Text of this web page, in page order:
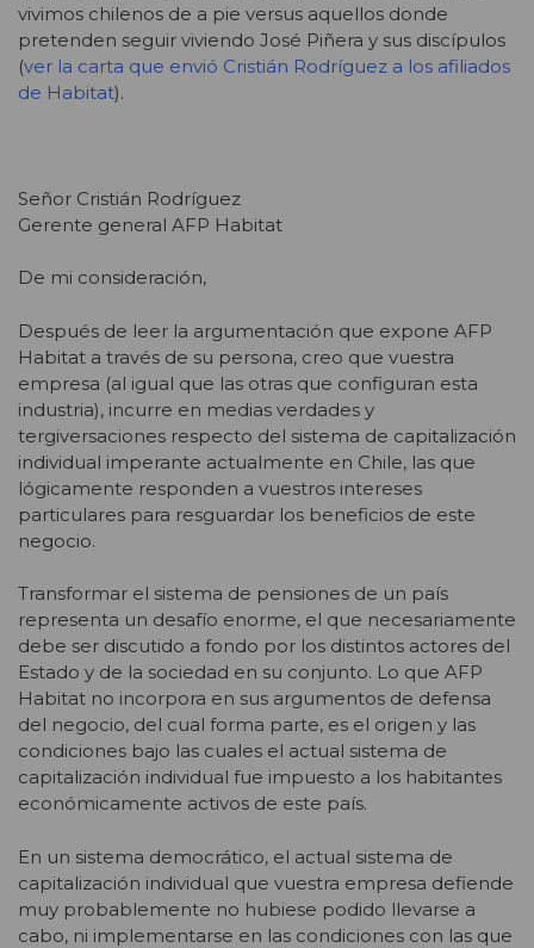
vivimos chilenos de a pie versus aquellos donde
pretenden seguir viviendo José Piñera y sus discípulos
(ver la carta que envió Cristián Rodríguez a los afiliados
de Habitat).
Señor Cristián Rodríguez
Gerente general AFP Habitat
De mi consideración,
Después de leer la argumentación que expone AFP
Habitat a través de su persona, creo que vuestra
empresa (al igual que las otras que configuran esta
industria), incurre en medias verdades y
tergiversaciones respecto del sistema de capitalización
individual imperante actualmente en Chile, las que
lógicamente responden a vuestros intereses
particulares para resguardar los beneficios de este
negocio.
Transformar el sistema de pensiones de un país
representa un desafío enorme, el que necesariamente
debe ser discutido a fondo por los distintos actores del
Estado y de la sociedad en su conjunto. Lo que AFP
Habitat no incorpora en sus argumentos de defensa
del negocio, del cual forma parte, es el origen y las
condiciones bajo las cuales el actual sistema de
capitalización individual fue impuesto a los habitantes
económicamente activos de este país.
En un sistema democrático, el actual sistema de
capitalización individual que vuestra empresa defiende
muy probablemente no hubiese podido llevarse a
cabo, ni implementarse en las condiciones con las que